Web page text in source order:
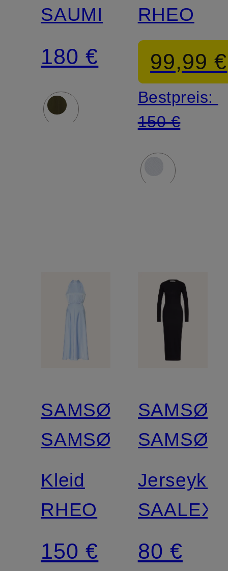
SAUMI
180 €
RHEO
99,99 €
Bestpreis:
150 €
SAMSØE
SAMSØE
Kleid
RHEO
150 €
SAMSØE
SAMSØE
SAALEXA
80 €